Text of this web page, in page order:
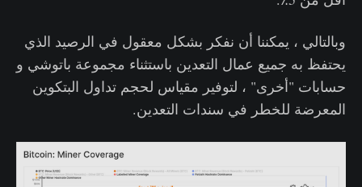
وبالتالي ، يمكننا أن نفكر بشكل معقول في الرصيد الذي
يحتفظ به جميع عمال التعدين باستثناء مجموعة باتوشي و
حسابات "أخرى" ، لتوفير مقياس لحجم تداول البتكوين
المعرضة للخطر في سندات التعدين.